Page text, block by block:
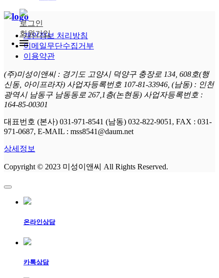
로그인
회원가입
개인정보 처리방침
이메일무단수집거부
이용약관
(주)미성이앤씨 : 경기도 고양시 덕양구 충장로 134, 608호(행
신동, 아이프라자) 사업자등록번호 107-81-33946, (남동) : 인천
광역시 남동구 남동동로 267,1층(논현동) 사업자등록번호 :
164-85-00301
대표번호 (본사) 031-971-8541 (남동) 032-822-9051, FAX : 031-
971-0687, E-MAIL : mss8541@daum.net
상세정보
Copyright © 2023 미성이앤씨 All Rights Reserved.
온라인상담
카톡상담